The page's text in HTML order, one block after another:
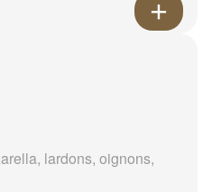
lardons, oignons,